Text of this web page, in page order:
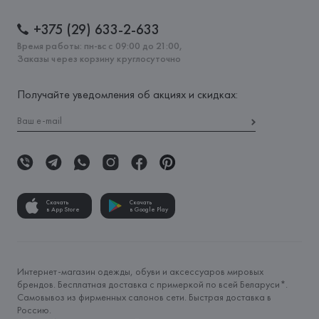
+375 (29) 633-2-633
Время работы: пн-вс с 09:00 до 21:00,
Заказы через корзину круглосуточно
Получайте уведомления об акциях и скидках:
Скачать
в App Store
Скачать
в Google Play
Интернет-магазин одежды, обуви и аксессуаров мировых
брендов. Бесплатная доставка с примеркой по всей Беларуси*.
Самовывоз из фирменных салонов сети. Быстрая доставка в
Россию.